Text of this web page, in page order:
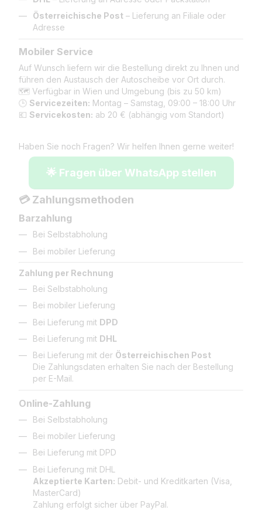
Österreichische Post – Lieferung an Filiale oder
Adresse
Mobiler Service
Auf Wunsch liefern wir die Bestellung direkt zu Ihnen und
führen den Austausch der Autoscheibe vor Ort durch.
🗺️ Verfügbar in Wien und Umgebung (bis zu 50 km)
🕒 Servicezeiten: Montag – Samstag, 09:00 – 18:00 Uhr
💶 Servicekosten: ab 20 € (abhängig vom Standort)
Haben Sie noch Fragen? Wir helfen Ihnen gerne weiter!
🌟 Fragen über WhatsApp stellen
💳 Zahlungsmethoden
Barzahlung
Bei Selbstabholung
Bei mobiler Lieferung
Zahlung per Rechnung
Bei Selbstabholung
Bei mobiler Lieferung
Bei Lieferung mit DPD
Bei Lieferung mit DHL
Bei Lieferung mit der Österreichischen Post
Die Zahlungsdaten erhalten Sie nach der Bestellung
per E-Mail.
Online-Zahlung
Bei Selbstabholung
Bei mobiler Lieferung
Bei Lieferung mit DPD
Bei Lieferung mit DHL
Akzeptierte Karten: Debit- und Kreditkarten (Visa,
MasterCard)
Zahlung erfolgt sicher über PayPal.